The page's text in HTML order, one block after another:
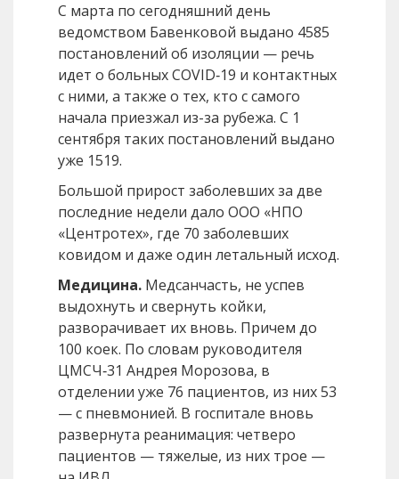
С марта по сегодняшний день
ведомством Бавенковой выдано 4585
постановлений об изоляции — речь
идет о больных COVID‑19 и контактных
с ними, а также о тех, кто с самого
начала приезжал из-за рубежа. С 1
сентября таких постановлений выдано
уже 1519.
Большой прирост заболевших за две
последние недели дало ООО «НПО
«Центротех», где 70 заболевших
ковидом и даже один летальный исход.
Медицина. Медсанчасть, не успев
выдохнуть и свернуть койки,
разворачивает их вновь. Причем до
100 коек. По словам руководителя
ЦМСЧ‑31 Андрея Морозова, в
отделении уже 76 пациентов, из них 53
— с пневмонией. В госпитале вновь
развернута реанимация: четверо
пациентов — тяжелые, из них трое —